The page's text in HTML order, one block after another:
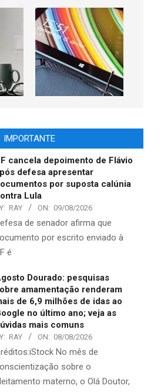
IMPORTANTE
cancela depoimento de Flávio
defesa apresentar
por suposta calúnia
Lula
RAY ON: 09/08/2026
de senador afirma que
por escrito enviado à
é
Dourado: pesquisas
amamentação renderam
de 6,9 milhões de idas ao
no último ano; veja as
mais comuns
RAY ON: 08/08/2026
No mês de
sobre o
materno, o Olá Doutor,